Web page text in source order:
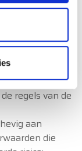
wordt
jaar en wordt
producten op
regels van de
aan
die